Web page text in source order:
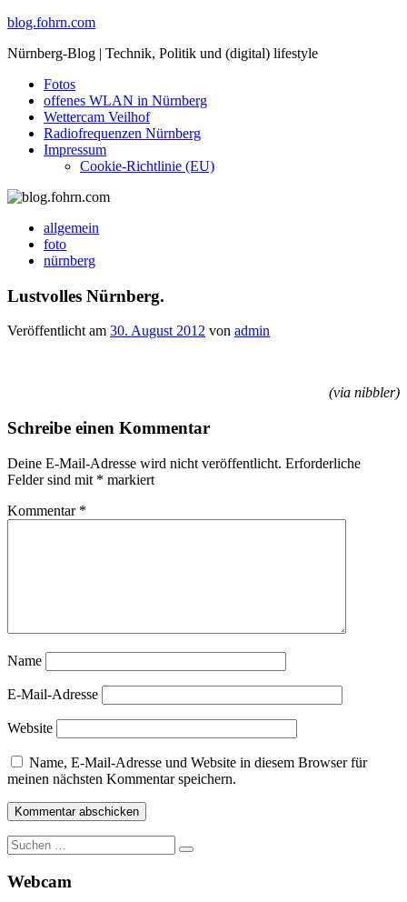
Skip
content
blog.fohrn.com
Nürnberg-Blog | Technik, Politik und (digital) lifestyle
Fotos
offenes WLAN in Nürnberg
Wettercam Veilhof
Radiofrequenzen Nürnberg
Impressum
Cookie-Richtlinie (EU)
allgemein
foto
nürnberg
Lustvolles Nürnberg.
Veröffentlicht am 30. August 2012 von admin
(via nibbler)
Schreibe einen Kommentar
Deine E-Mail-Adresse wird nicht veröffentlicht. Erforderliche
Felder sind mit * markiert
Kommentar *
Name
E-Mail-Adresse
Website
Name, E-Mail-Adresse und Website in diesem Browser für
meinen nächsten Kommentar speichern.
Suche
nach:
Webcam